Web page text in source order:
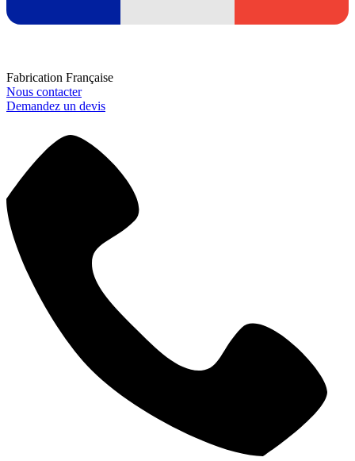
Fabrication Française
Nous contacter
Demandez un devis